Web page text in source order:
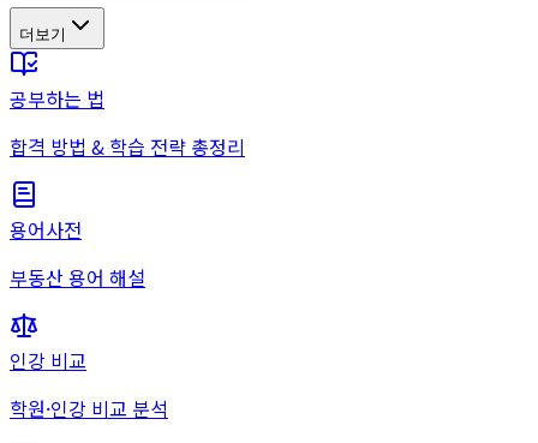
더보기
공부하는 법
합격 방법 & 학습 전략 총정리
용어사전
부동산 용어 해설
인강 비교
학원·인강 비교 분석